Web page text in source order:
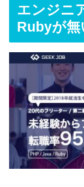
エンジニ
Rubyが無